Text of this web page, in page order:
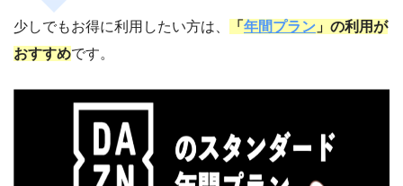
少しでもお得に利用したい方は、 「 年間プラン 」の利用が
おすすめです。